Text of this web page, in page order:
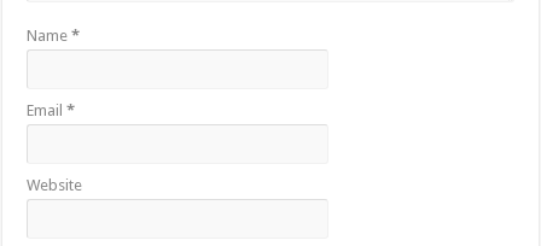
Name*
Email*
Website